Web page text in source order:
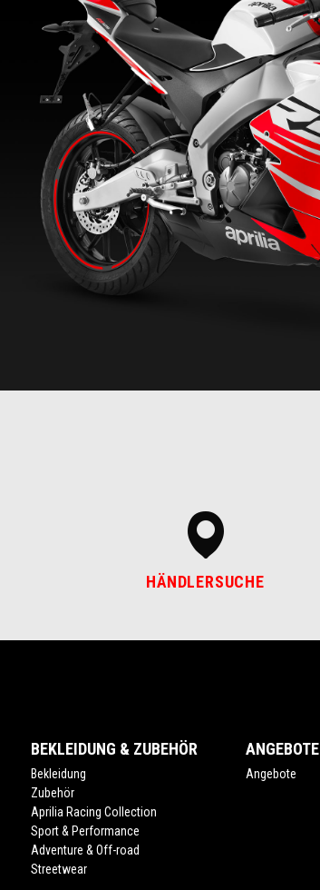
HÄNDLERSUCHE
BEKLEIDUNG & ZUBEHÖR
Bekleidung
Zubehör
Aprilia Racing Collection
Sport & Performance
Adventure & Off-road
Streetwear
ANGEBOTE
Angebote